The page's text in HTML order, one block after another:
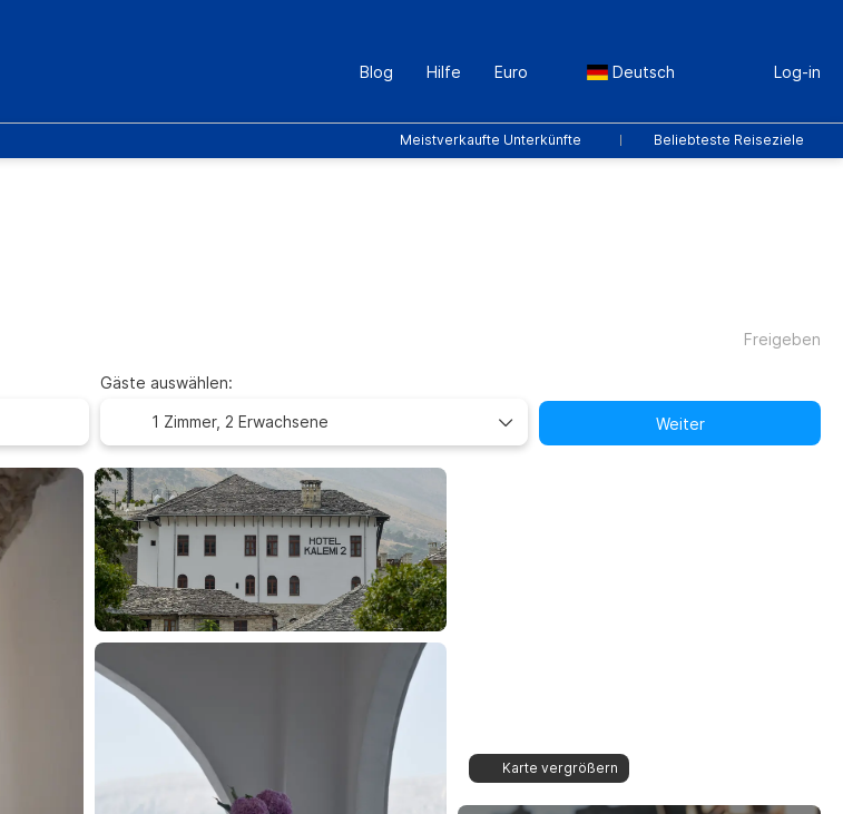
Blog Hilfe Euro Deutsch Log-in
Meistverkaufte Unterkünfte Beliebteste Reiseziele
Freigeben
Gäste auswählen:
1 Zimmer, 2 Erwachsene Weiter
Karte vergrößern